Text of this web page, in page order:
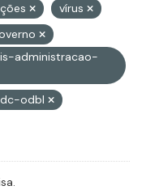
vírus
administracao-
odbl